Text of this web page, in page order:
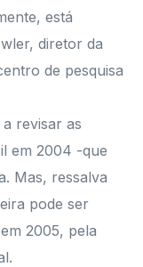
está
diretor da
de pesquisa
revisar as
em 2004 -que
Mas, ressalva
pode ser
2005, pela